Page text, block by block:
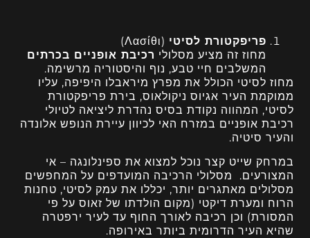
פריפקטורת לסיטי (Λασίθι)
מחוז זה מציע מסלולי רכיבת אופניים בכרתים
המשלבים חיי טבע, נוף והיסטוריה מרשימה.
מחוז לסיטי הכולל את מפרץ מיראבלו היפיפה, עליו
ממוקמת העיר אגיוס ניקולאוס, בירת פריפקטורת
לסיטי, המהווה נקודת בסיס נהדרת ליציאה לטיולי
רכיבת אופניים במזרח האי לכיוון עיירת הנופש אלונדה
והעיר סיטיה.
במרחק שייט קצר נוכל למצוא את ספינלונגה – אי
המצורעים. מסלולי הרכיבה המועדפים על המחפשים
מסלולים מאתגרים יותר, יכללו את עמק לסיטי, טחנות
הרוח ומערת דיקטי (מקום הולדתו של זאוס על פי
המסורת) וכן רכיבה לאורך החוף עד לעיר ירפטרה
שהיא העיר הדרומית ביותר באירופה.